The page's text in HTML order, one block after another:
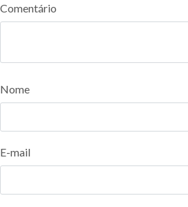
Comentário
Nome
E-mail